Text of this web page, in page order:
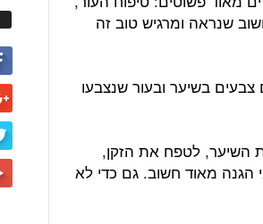
שנראה ומרגיש טוב זה
בשיער ובעור שנצבעו
השיער, לטפח את הזקן,
הגנה מאוד חשוב. גם כדי לא